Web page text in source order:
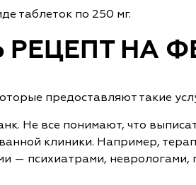
таблеток по 250 мг.
РЕЦЕПТ НА
предоставляют такие
Не все понимают, что
клиники. Например,
— психиатрами, неврологами,